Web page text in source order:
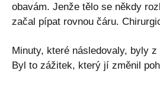
obavám. Jenže tělo se někdy
začal pípat rovnou čáru.
Minuty, které následovaly, byly
Byl to zážitek, který jí změnil